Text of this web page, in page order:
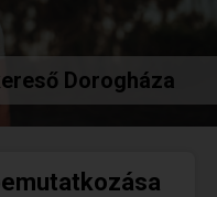
Dorogháza